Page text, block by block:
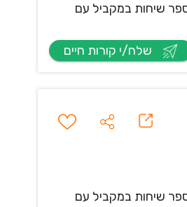
-תנהלו מספר שיחות במקביל עם
-תנהלו מספר שיחות במקביל עם